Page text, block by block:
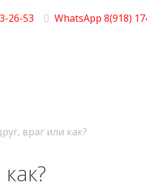
26-53 WhatsApp 8(918)
враг или как?